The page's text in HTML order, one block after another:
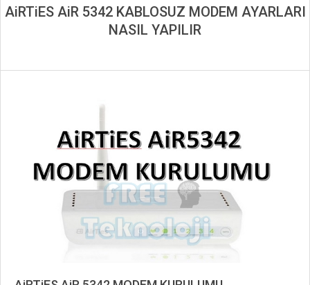
AiRTiES AiR 5342 KABLOSUZ MODEM AYARLARI
NASIL YAPILIR